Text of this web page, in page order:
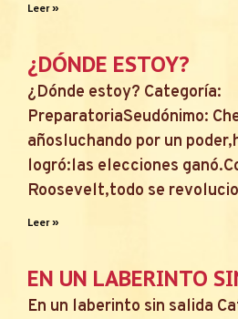
Leer »
¿DÓNDE ESTOY?
¿Dónde estoy? Categoría:
PreparatoriaSeudónimo:
añosluchando por un
logró:las elecciones
Roosevelt,todo se
Leer »
EN UN LABERINTO
En un laberinto sin salida